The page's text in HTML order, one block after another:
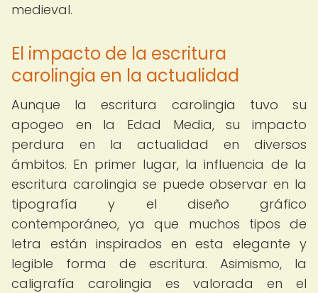
medieval.
El impacto de la escritura
carolingia en la actualidad
Aunque la escritura carolingia tuvo su
apogeo en la Edad Media, su impacto
perdura en la actualidad en diversos
ámbitos. En primer lugar, la influencia de la
escritura carolingia se puede observar en la
tipografía y el diseño gráfico
contemporáneo, ya que muchos tipos de
letra están inspirados en esta elegante y
legible forma de escritura. Asimismo, la
caligrafía carolingia es valorada en el